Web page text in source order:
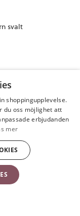
svalt
gärna miljövänligt
inte.
shoppingupplevelse.
du oss möjlighet att
erbjudanden
mer